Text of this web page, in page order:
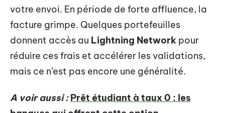
votre envoi. En période de forte affluence, la
facture grimpe. Quelques portefeuilles
donnent accès au Lightning Network pour
réduire ces frais et accélérer les validations,
mais ce n’est pas encore une généralité.
A voir aussi : Prêt étudiant à taux 0 : les